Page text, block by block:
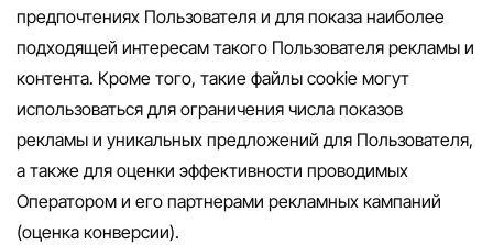
предпочтениях Пользователя и для показа наиболее
подходящей интересам такого Пользователя рекламы и
контента. Кроме того, такие файлы cookie могут
использоваться для ограничения числа показов
рекламы и уникальных предложений для Пользователя,
а также для оценки эффективности проводимых
Оператором и его партнерами рекламных кампаний
(оценка конверсии).